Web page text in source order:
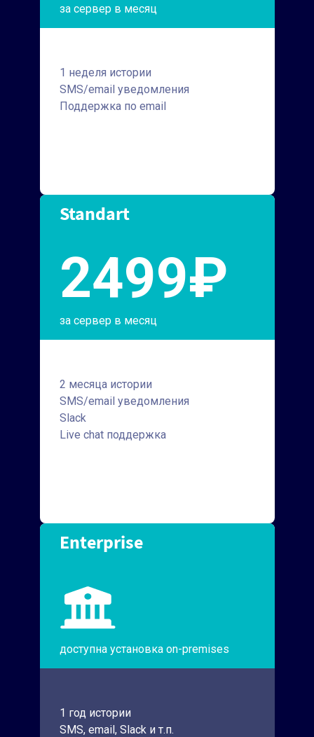
за сервер в месяц
1 неделя истории
SMS/email уведомления
Поддержка по email
Standart
2499₽
за сервер в месяц
2 месяца истории
SMS/email уведомления
Slack
Live chat поддержка
Enterprise
доступна установка on-premises
1 год истории
SMS, email, Slack и т.п.